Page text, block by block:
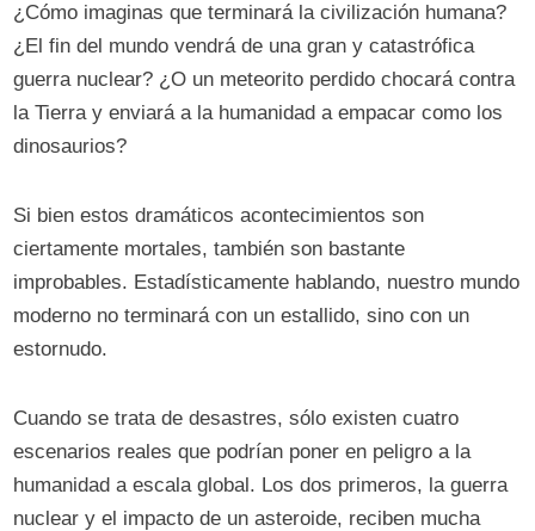
¿Cómo imaginas que terminará la civilización humana?
¿El fin del mundo vendrá de una gran y catastrófica
guerra nuclear? ¿O un meteorito perdido chocará contra
la Tierra y enviará a la humanidad a empacar como los
dinosaurios?
Si bien estos dramáticos acontecimientos son
ciertamente mortales, también son bastante
improbables. Estadísticamente hablando, nuestro mundo
moderno no terminará con un estallido, sino con un
estornudo.
Cuando se trata de desastres, sólo existen cuatro
escenarios reales que podrían poner en peligro a la
humanidad a escala global. Los dos primeros, la guerra
nuclear y el impacto de un asteroide, reciben mucha